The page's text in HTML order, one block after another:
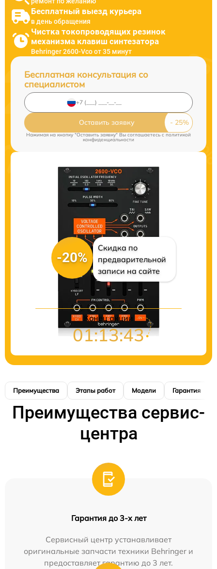
Бесплатный выезд курьера
в день обращения
Чистка токопроводящих резинок
механизма клавиш синтезатора
Behringer 2600-Vco от 35 минут
Бесплатная консультация со
специалистом
Оставить заявку
Нажимая на кнопку "Оставить заявку" Вы соглашаетесь cполитикой
конфиденциальности
-20%
Скидка по
предварительной
записи на сайте
Конец акции
01:13:42
Преимущества Этапы работ Модели Гарантия
Преимущества сервис-
центра
Гарантия до 3-х лет
Сервисный центр устанавливает
оригинальные запчасти техники Behringer и
предоставляет гарантию до 3 лет.